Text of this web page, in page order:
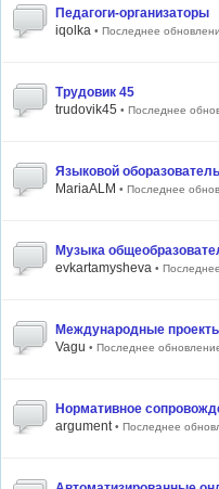
Педагоги-организаторы
iqolka • Последнее
Трудовик 45
trudovik45 • Последнее
Языковой
MariaALM • Последнее
Музыка
evkartamysheva •
Международные
Vagu • Последнее
Нормативное
argument • Последнее